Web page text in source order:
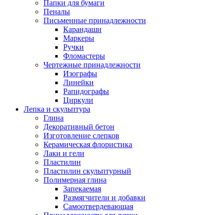
Папки для бумаги
Пеналы
Письменные принадлежности
Карандаши
Маркеры
Ручки
Фломастеры
Чертежные принадлежности
Изографы
Линейки
Рапидографы
Циркули
Лепка и скульптура
Глина
Декоративный бетон
Изготовление слепков
Керамическая флористика
Лаки и гели
Пластилин
Пластилин скульптурный
Полимерная глина
Запекаемая
Размягчители и добавки
Самоотвердевающая